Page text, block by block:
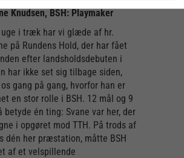
Knudsen, BSH: Playmaker
uge i træk har vi glæde af hr.
på Rundens Hold, der har fået
efter landsholdsdebuten i
har ikke set sig tilbage siden,
gang på gang, hvorfor han er
en stor rolle i BSH. 12 mål og 9
betyde én ting: Svane var her, der
i opgøret mod TTH. På trods af
dén her præstation, måtte BSH
af et velspillende